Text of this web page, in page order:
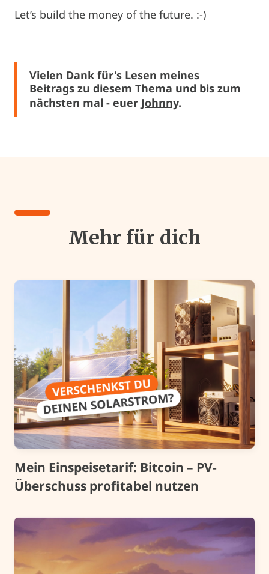
Let’s build the money of the future. :-)
Vielen Dank für's Lesen meines
Beitrags zu diesem Thema und bis zum
nächsten mal - euer Johnny.
Mehr für dich
Mein Einspeisetarif: Bitcoin – PV-
Überschuss profitabel nutzen